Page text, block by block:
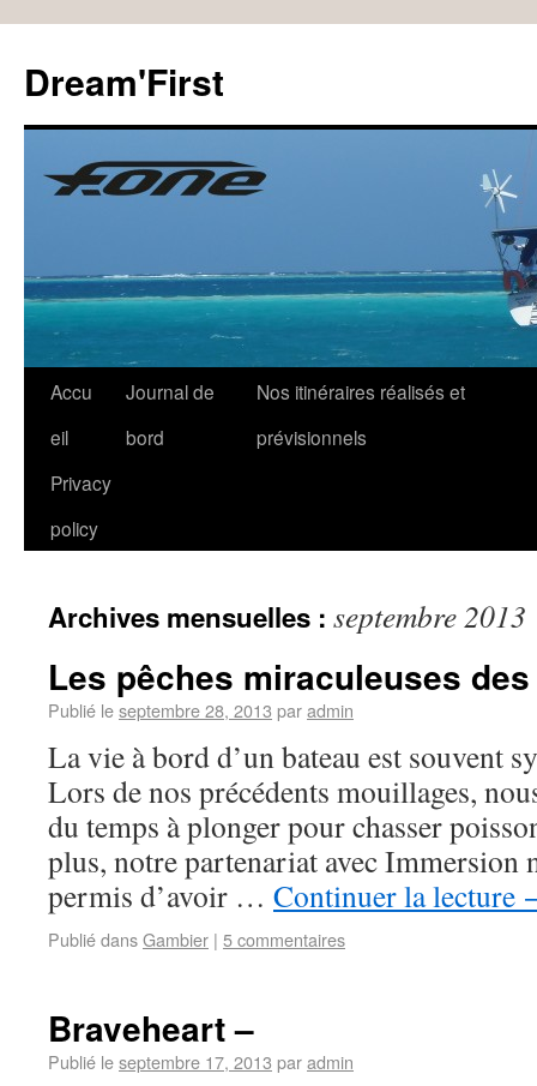
Dream'First
Accu
eil
Journal de
bord
Nos itinéraires réalisés et
prévisionnels
Privacy
policy
Archives mensuelles : septembre 2013
Les pêches miraculeuses
Publié leseptembre 28, 2013 paradmin
La vie à bord d’un bateau est souvent
Lors de nos précédents mouillages,
du temps à plonger pour chasser
plus, notre partenariat avec Immersion
permis d’avoir … Continuer la lecture
Publié dansGambier | 5 commentaires
Braveheart –
Publié leseptembre 17, 2013 paradmin